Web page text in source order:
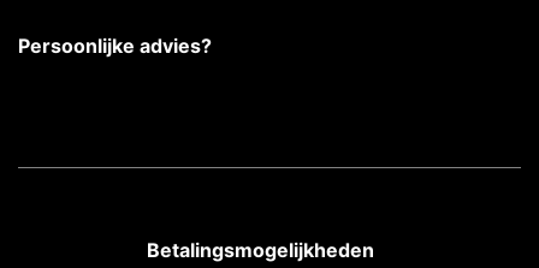
Persoonlijke advies?
Betalingsmogelijkheden